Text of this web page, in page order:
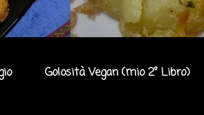
Golosità Vegan (mio 2° Libro)